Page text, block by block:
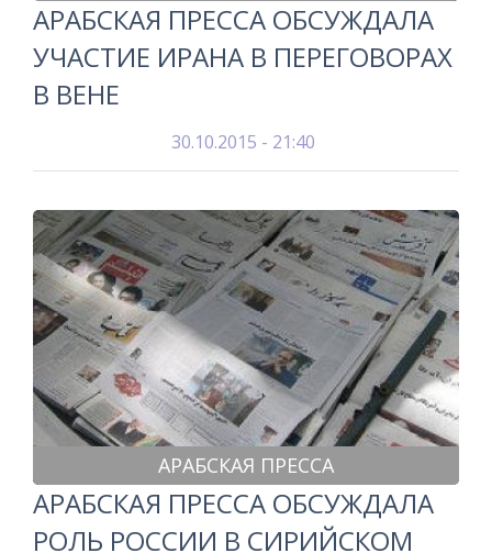
АРАБСКАЯ ПРЕССА ОБСУЖДАЛА
УЧАСТИЕ ИРАНА В ПЕРЕГОВОРАХ
В ВЕНЕ
30.10.2015 - 21:40
АРАБСКАЯ ПРЕССА
АРАБСКАЯ ПРЕССА ОБСУЖДАЛА
РОЛЬ РОССИИ В СИРИЙСКОМ